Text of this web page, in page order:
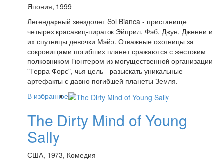
Япония, 1999
Легендарный звездолет Sol Bianca - пристанище
четырех красавиц-пираток Эйприл, Фэб, Джун, Дженни и
их спутницы девочки Мэйо. Отважные охотницы за
сокровищами погибших планет сражаются с жестоким
полковником Гюнтером из могущественной организации
"Терра Форс", чья цель - разыскать уникальные
артефакты с давно погибшей планеты Земля.
В избранное
The Dirty Mind of Young
Sally
США, 1973, Комедия